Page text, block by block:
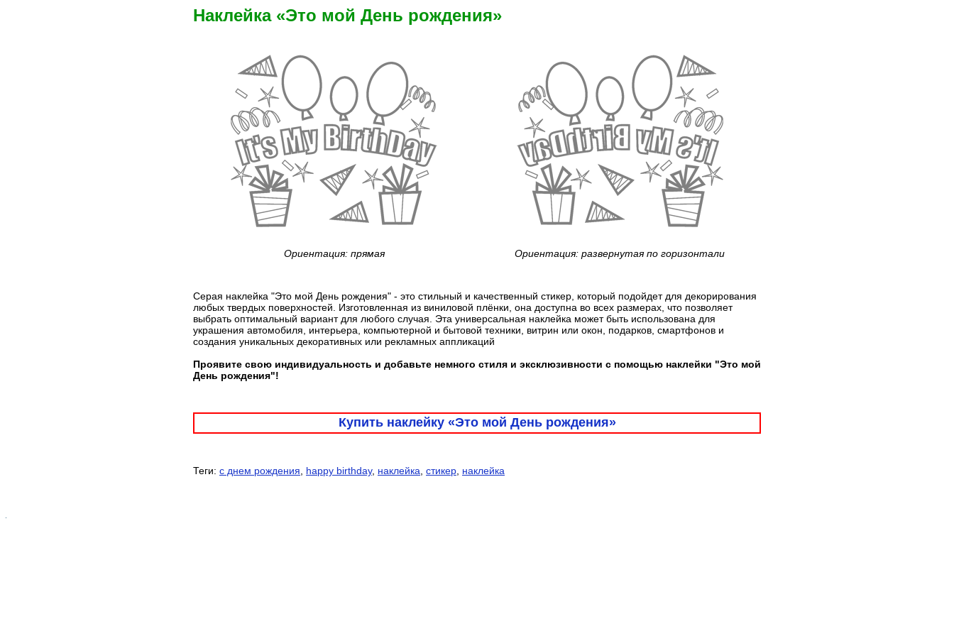
Наклейка «Это мой День рождения»
Ориентация: прямая Ориентация: развернутая по горизонтали
Серая наклейка "Это мой День рождения" - это стильный и качественный стикер, который подойдет для декорирования
любых твердых поверхностей. Изготовленная из виниловой плёнки, она доступна во всех размерах, что позволяет
выбрать оптимальный вариант для любого случая. Эта универсальная наклейка может быть использована для
украшения автомобиля, интерьера, компьютерной и бытовой техники, витрин или окон, подарков, смартфонов и
создания уникальных декоративных или рекламных аппликаций
Проявите свою индивидуальность и добавьте немного стиля и эксклюзивности с помощью наклейки "Это мой
День рождения"!
Купить наклейку «Это мой День рождения»
Теги: с днем рождения, happy birthday, наклейка, стикер, наклейка